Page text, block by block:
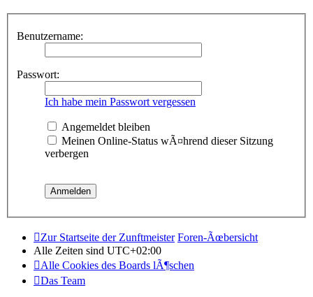
Benutzername:
Passwort:
Ich habe mein Passwort vergessen
Angemeldet bleiben
Meinen Online-Status wÃ¤hrend dieser Sitzung
verbergen
Zur Startseite der Zunftmeister Foren-Ãœbersicht
Alle Zeiten sind UTC+02:00
Alle Cookies des Boards lÃ¶schen
Das Team